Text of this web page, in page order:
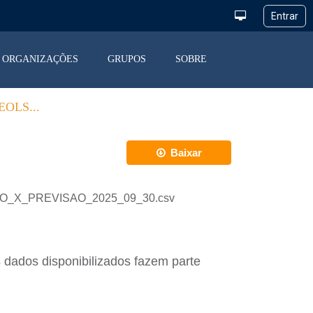
ORGANIZAÇÕES GRUPOS SOBRE
Baixar
disponibilizados fazem parte